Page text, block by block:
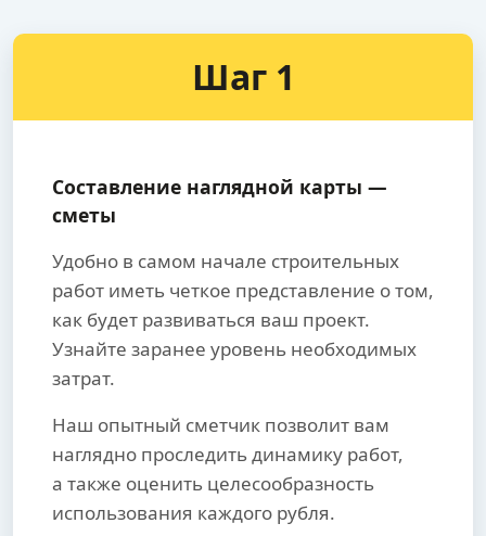
Шаг 1
Составление наглядной карты —
сметы
Удобно в самом начале строительных
работ иметь четкое представление о том,
как будет развиваться ваш проект.
Узнайте заранее уровень необходимых
затрат.
Наш опытный сметчик позволит вам
наглядно проследить динамику работ,
а также оценить целесообразность
использования каждого рубля.